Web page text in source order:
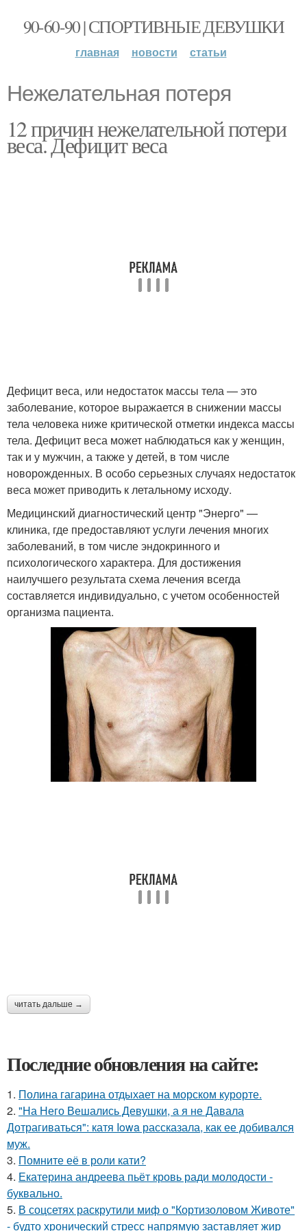
90-60-90 | СПОРТИВНЫЕ ДЕВУШКИ
главная новости статьи
Нежелательная потеря
12 причин нежелательной потери
веса. Дефицит веса
Дефицит веса, или недостаток массы тела — это
заболевание, которое выражается в снижении массы
тела человека ниже критической отметки индекса массы
тела. Дефицит веса может наблюдаться как у женщин,
так и у мужчин, а также у детей, в том числе
новорожденных. В особо серьезных случаях недостаток
веса может приводить к летальному исходу.
Медицинский диагностический центр "Энерго" —
клиника, где предоставляют услуги лечения многих
заболеваний, в том числе эндокринного и
психологического характера. Для достижения
наилучшего результата схема лечения всегда
составляется индивидуально, с учетом особенностей
организма пациента.
читать дальше →
Последние обновления на сайте:
1. Полина гагарина отдыхает на морском курорте.
2. "На Него Вешались Девушки, а я не Давала
Дотрагиваться": катя Iowa рассказала, как ее добивался
муж.
3. Помните её в роли кати?
4. Екатерина андреева пьёт кровь ради молодости -
буквально.
5. В соцсетях раскрутили миф о "Кортизоловом Животе"
- будто хронический стресс напрямую заставляет жир